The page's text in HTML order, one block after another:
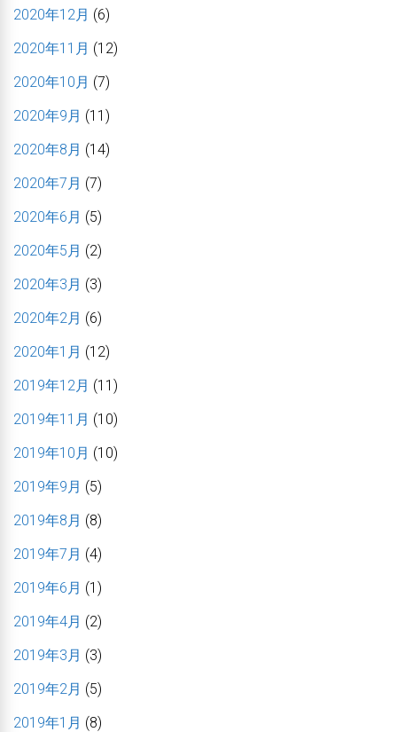
2020年12月 (6)
2020年11月 (12)
2020年10月 (7)
2020年9月 (11)
2020年8月 (14)
2020年7月 (7)
2020年6月 (5)
2020年5月 (2)
2020年3月 (3)
2020年2月 (6)
2020年1月 (12)
2019年12月 (11)
2019年11月 (10)
2019年10月 (10)
2019年9月 (5)
2019年8月 (8)
2019年7月 (4)
2019年6月 (1)
2019年4月 (2)
2019年3月 (3)
2019年2月 (5)
2019年1月 (8)